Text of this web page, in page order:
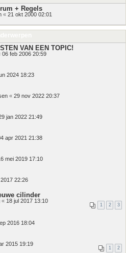
+ Regels
« 21 okt 2000 02:01
VAN EEN TOPIC!
06 feb 2006 20:59
2024 18:23
« 29 nov 2022 20:37
jan 2022 21:49
apr 2021 21:38
mei 2019 17:10
22:26
cilinder
« 18 jul 2017 13:10
1 2 3
2016 18:04
2015 19:19
1 2